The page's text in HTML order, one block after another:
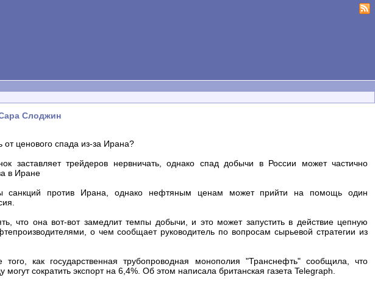
Слоджин
ценового спада из-за Ирана?
заставляет трейдеров нервничать, однако спад добычи в России может частично
в Иране
санкций против Ирана, однако нефтяным ценам может прийти на помощь один
что она вот-вот замедлит темпы добычи, и это может запустить в действие цепную
о чем сообщает руководитель по вопросам сырьевой стратегии из
как государственная трубопроводная монополия "Транснефть" сообщила, что
сократить экспорт на 6,4%. Об этом написала британская газета Telegraph.